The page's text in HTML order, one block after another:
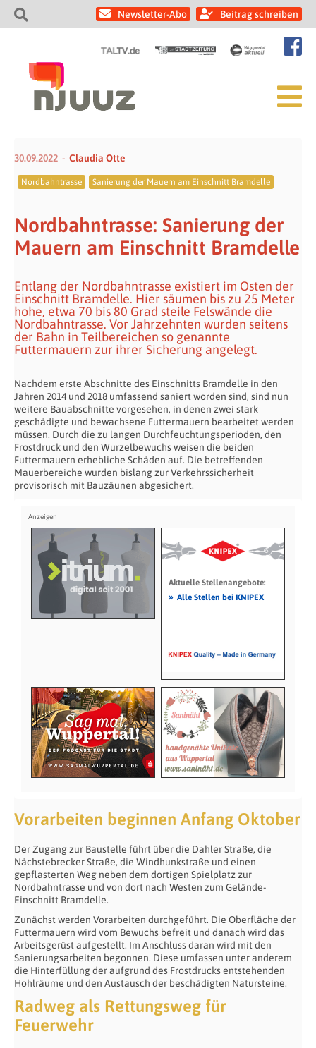
Newsletter-Abo Beitrag schreiben
30.09.2022 Claudia Otte
Nordbahntrasse Sanierung der Mauern am Einschnitt Bramdelle
Nordbahntrasse: Sanierung der
Mauern am Einschnitt Bramdelle
Entlang der Nordbahntrasse existiert im Osten der
Einschnitt Bramdelle. Hier säumen bis zu 25 Meter
hohe, etwa 70 bis 80 Grad steile Felswände die
Nordbahntrasse. Vor Jahrzehnten wurden seitens
der Bahn in Teilbereichen so genannte
Futtermauern zur ihrer Sicherung angelegt.
Nachdem erste Abschnitte des Einschnitts Bramdelle in den
Jahren 2014 und 2018 umfassend saniert worden sind, sind nun
weitere Bauabschnitte vorgesehen, in denen zwei stark
geschädigte und bewachsene Futtermauern bearbeitet werden
müssen. Durch die zu langen Durchfeuchtungsperioden, den
Frostdruck und den Wurzelbewuchs weisen die beiden
Futtermauern erhebliche Schäden auf. Die betreffenden
Mauerbereiche wurden bislang zur Verkehrssicherheit
provisorisch mit Bauzäunen abgesichert.
Aktuelle Stellenangebote:
» Alle Stellen bei KNIPEX
Vorarbeiten beginnen Anfang Oktober
Der Zugang zur Baustelle führt über die Dahler Straße, die
Nächstebrecker Straße, die Windhunkstraße und einen
gepflasterten Weg neben dem dortigen Spielplatz zur
Nordbahntrasse und von dort nach Westen zum Gelände-
Einschnitt Bramdelle.
Zunächst werden Vorarbeiten durchgeführt. Die Oberfläche der
Futtermauern wird vom Bewuchs befreit und danach wird das
Arbeitsgerüst aufgestellt. Im Anschluss daran wird mit den
Sanierungsarbeiten begonnen. Diese umfassen unter anderem
die Hinterfüllung der aufgrund des Frostdrucks entstehenden
Hohlräume und den Austausch der beschädigten Natursteine.
Radweg als Rettungsweg für
Feuerwehr